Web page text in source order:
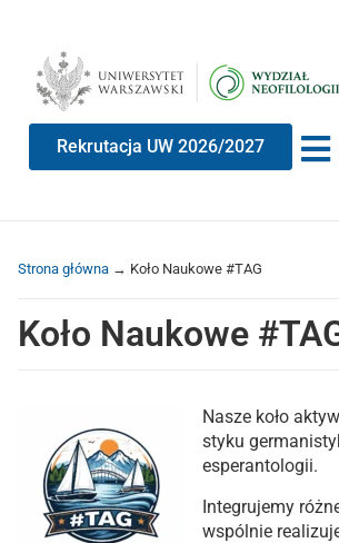
nawigacji
Rekrutacja UW 2026/2027
Strona główna → Koło Naukowe #TAG
Koło Naukowe
Nasze koło
styku
esperantologii.
Integrujemy
wspólnie